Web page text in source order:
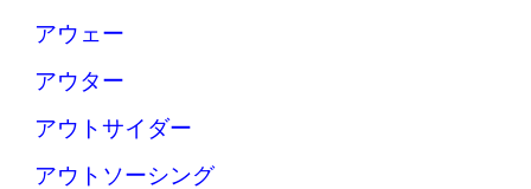
アウェー
アウター
アウトサイダー
アウトソーシング